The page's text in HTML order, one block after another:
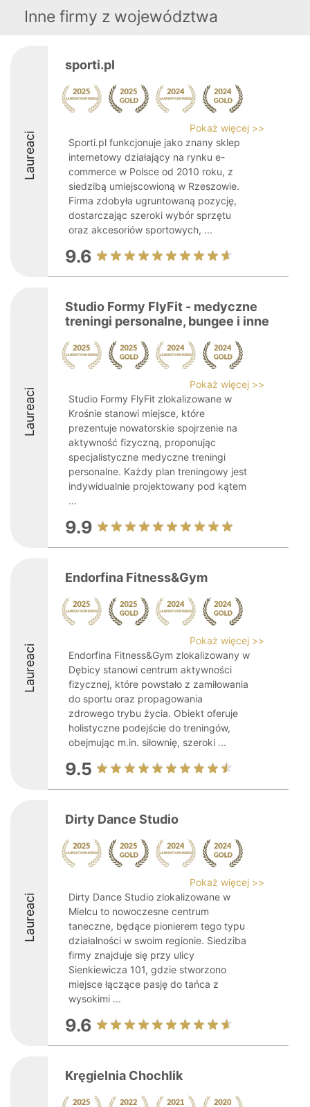
Inne firmy z województwa
Laureaci
sporti.pl
Pokaż więcej >>
Sporti.pl funkcjonuje jako znany sklep
internetowy działający na rynku e-
commerce w Polsce od 2010 roku, z
siedzibą umiejscowioną w Rzeszowie.
Firma zdobyła ugruntowaną pozycję,
dostarczając szeroki wybór sprzętu
oraz akcesoriów sportowych, ...
9.6
Laureaci
Studio Formy FlyFit - medyczne
treningi personalne, bungee i inne
Pokaż więcej >>
Studio Formy FlyFit zlokalizowane w
Krośnie stanowi miejsce, które
prezentuje nowatorskie spojrzenie na
aktywność fizyczną, proponując
specjalistyczne medyczne treningi
personalne. Każdy plan treningowy jest
indywidualnie projektowany pod kątem
...
9.9
Laureaci
Endorfina Fitness&Gym
Pokaż więcej >>
Endorfina Fitness&Gym zlokalizowany w
Dębicy stanowi centrum aktywności
fizycznej, które powstało z zamiłowania
do sportu oraz propagowania
zdrowego trybu życia. Obiekt oferuje
holistyczne podejście do treningów,
obejmując m.in. siłownię, szeroki ...
9.5
Laureaci
Dirty Dance Studio
Pokaż więcej >>
Dirty Dance Studio zlokalizowane w
Mielcu to nowoczesne centrum
taneczne, będące pionierem tego typu
działalności w swoim regionie. Siedziba
firmy znajduje się przy ulicy
Sienkiewicza 101, gdzie stworzono
miejsce łączące pasję do tańca z
wysokimi ...
9.6
Kręgielnia Chochlik